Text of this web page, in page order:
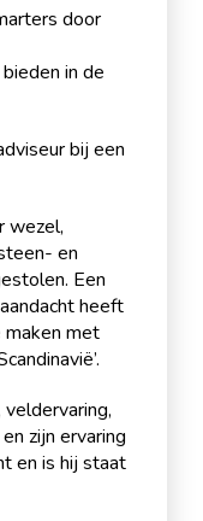
door
in de
bij een
wezel,
en
Een
heeft
met
zijn ervaring
en is hij staat